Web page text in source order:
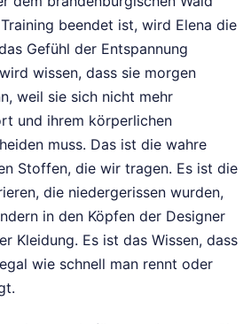
beendet ist, wird Elena die
Gefühl der Entspannung
wissen, dass sie morgen
weil sie sich nicht mehr
und ihrem körperlichen
muss. Das ist die wahre
Stoffen, die wir tragen. Es ist die
die niedergerissen wurden,
in den Köpfen der Designer
Kleidung. Es ist das Wissen, dass
wie schnell man rennt oder